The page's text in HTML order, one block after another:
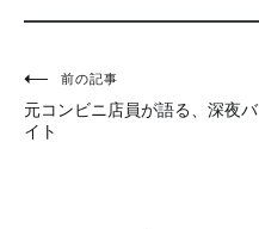
投
稿
前の記事
元コンビニ店員が語る、深夜バ
イト